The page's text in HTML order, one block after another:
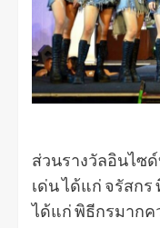
ส่วนรางวัลอินไซ
เด่น ได้แก่ จรัสก
ได้แก่ พิธีกรมาก